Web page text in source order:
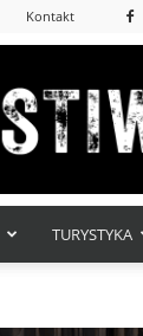
Kontakt
TURYSTYKA